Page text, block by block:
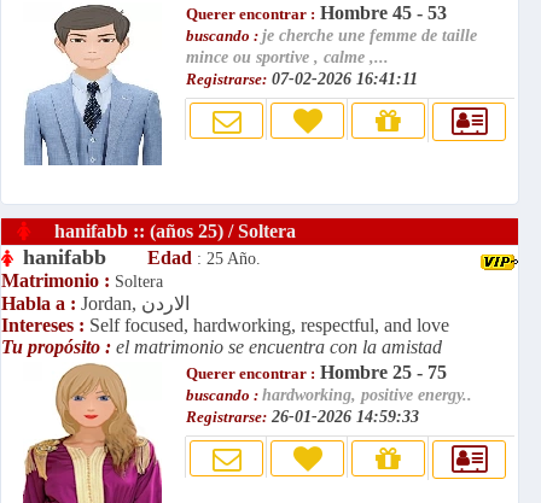
Querer encontrar : Hombre 45 - 53
buscando : je cherche une femme de taille
mince ou sportive , calme ,...
Registrarse: 07-02-2026 16:41:11
hanifabb :: (años 25) / Soltera
hanifabb Edad : 25 Año.
Matrimonio : Soltera
Habla a :
Jordan, الاردن
Intereses : Self focused, hardworking, respectful, and love
Tu propósito : el matrimonio se encuentra con la amistad
Querer encontrar : Hombre 25 - 75
buscando : hardworking, positive energy..
Registrarse: 26-01-2026 14:59:33